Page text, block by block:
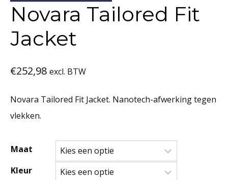
Novara Tailored Fit
Jacket
€252,98 excl. BTW
Novara Tailored Fit Jacket. Nanotech-afwerking tegen
vlekken.
Maat
Kleur